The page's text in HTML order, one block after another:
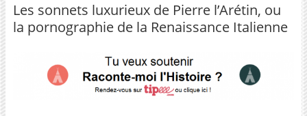
Les sonnets luxurieux de Pierre l’Arétin, ou
la pornographie de la Renaissance Italienne